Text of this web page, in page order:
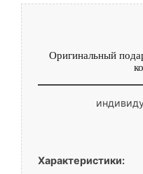
Оригинальный
Характеристики: